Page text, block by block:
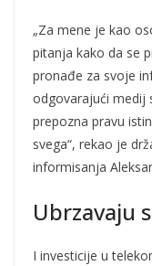
„Za mene je kao
pitanja kako da se
pronađe za svoje
odgovarajući medij
prepozna pravu
svega“, rekao je
informisanja
Ubrzavaju
I investicije u